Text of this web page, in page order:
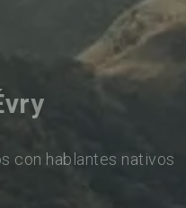
con hablantes nativos